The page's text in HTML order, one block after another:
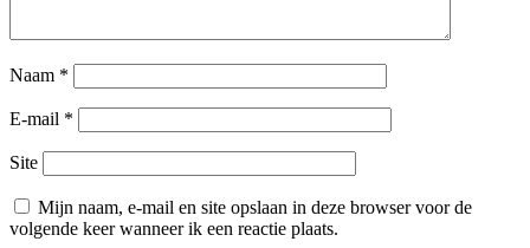
Naam *
E-mail *
Site
Mijn naam, e-mail en site opslaan in deze browser voor de
volgende keer wanneer ik een reactie plaats.